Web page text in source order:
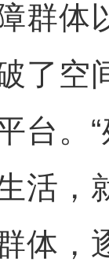
群体
了空
台。
活，
体，